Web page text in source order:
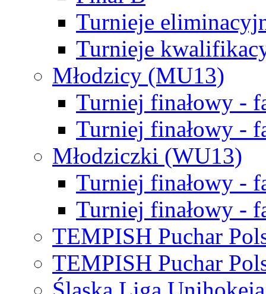
Turnieje
Turnieje
Młodzicy (MU13)
Turniej finałowy -
Turniej finałowy -
Młodziczki (WU13)
Turniej finałowy -
Turniej finałowy -
TEMPISH Puchar
TEMPISH Puchar